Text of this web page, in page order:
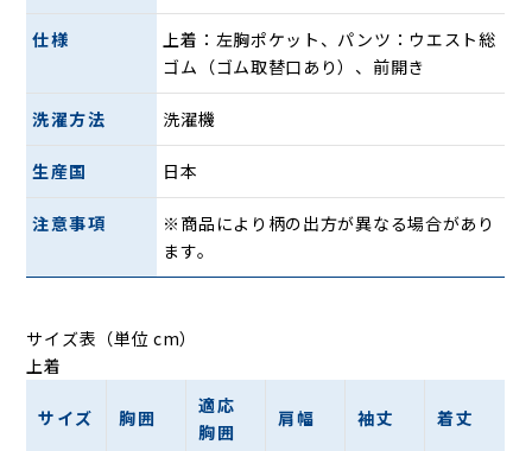
仕様
上着：左胸ポケット、パンツ：ウエスト総
ゴム（ゴム取替口あり）、前開き
洗濯方法 洗濯機
生産国 日本
注意事項
※商品により柄の出方が異なる場合があり
ます。
サイズ表（単位 cm）
上着
サイズ 胸囲
適応
胸囲
肩幅 袖丈 着丈